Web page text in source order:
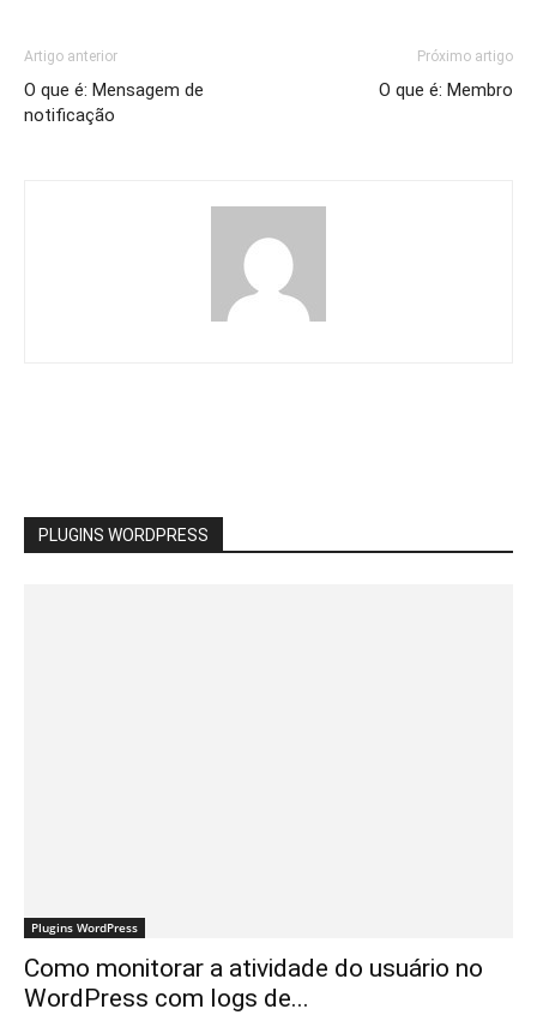
Artigo anterior
O que é: Mensagem de
notificação
Próximo artigo
O que é: Membro
PLUGINS WORDPRESS
Plugins WordPress
Como monitorar a atividade do usuário no
WordPress com logs de...